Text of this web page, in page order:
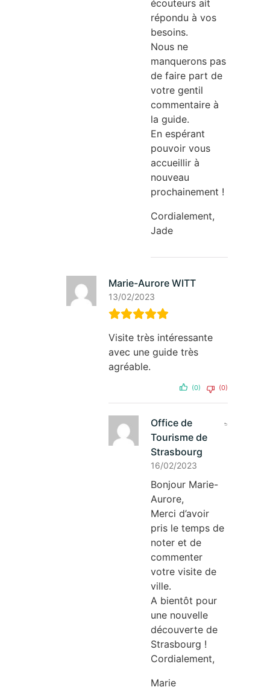
écouteurs ait
répondu à vos
besoins.
Nous ne
manquerons pas
de faire part de
votre gentil
commentaire à
la guide.
En espérant
pouvoir vous
accueillir à
nouveau
prochainement !
Cordialement,
Jade
Marie-Aurore WITT
13/02/2023
Visite très intéressante
avec une guide très
agréable.
(0) (0)
Office de
Tourisme de
Strasbourg
16/02/2023
Bonjour Marie-
Aurore,
Merci d’avoir
pris le temps de
noter et de
commenter
votre visite de
ville.
A bientôt pour
une nouvelle
découverte de
Strasbourg !
Cordialement,
Marie